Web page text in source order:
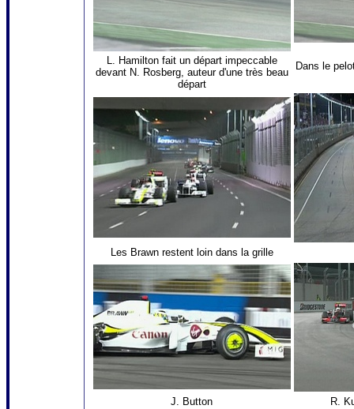
L. Hamilton fait un départ impeccable
devant N. Rosberg, auteur d'une très beau
départ
Dans le
Les Brawn restent loin dans la grille
J. Button R.